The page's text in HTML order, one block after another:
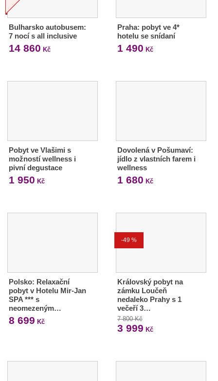
Bulharsko autobusem:
7 nocí s all inclusive
14 860 Kč
Praha: pobyt ve 4*
hotelu se snídaní
1 490 Kč
Pobyt ve Vlašimi s
možností wellness i
pivní degustace
1 950 Kč
Dovolená v Pošumaví:
jídlo z vlastních farem i
wellness
1 680 Kč
Polsko: Relaxační
pobyt v Hotelu Mir-Jan
SPA *** s
neomezeným…
8 699 Kč
-49 %
Královský pobyt na
zámku Loučeň
nedaleko Prahy s 1
večeří 3…
7 800 Kč
3 999 Kč